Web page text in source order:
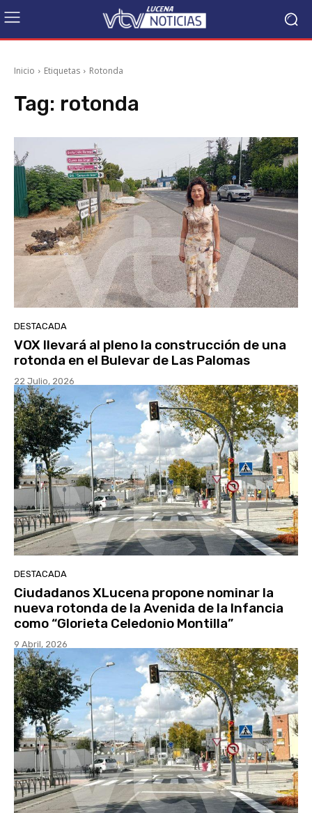
Inicio Etiquetas Rotonda
Tag: rotonda
DESTACADA
VOX llevará al pleno la construcción de una
rotonda en el Bulevar de Las Palomas
22 Julio, 2026
DESTACADA
Ciudadanos XLucena propone nominar la
nueva rotonda de la Avenida de la Infancia
como “Glorieta Celedonio Montilla”
9 Abril, 2026